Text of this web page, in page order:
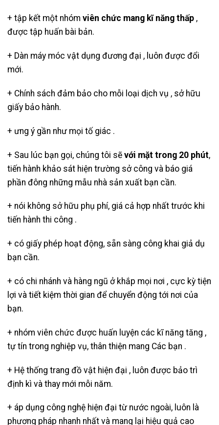
+ tập kết một nhóm viên chức mang kĩ năng thấp ,
được tập huấn bài bản.
+ Dàn máy móc vật dụng đương đại , luôn được đổi
mới.
+ Chính sách đảm bảo cho mỗi loại dịch vụ , sở hữu
giấy bảo hành.
+ ưng ý gần như mọi tố giác .
+ Sau lúc bạn gọi, chúng tôi sẽ với mặt trong 20 phút,
tiến hành khảo sát hiện trường sở công và báo giá
phần đông những mẫu nhà sản xuất bạn cần.
+ nói không sở hữu phụ phí, giá cả hợp nhất trước khi
tiến hành thi công .
+ có giấy phép hoạt động, sẵn sàng công khai giả dụ
bạn cần.
+ có chi nhánh và hàng ngũ ở khắp mọi nơi , cực kỳ tiện
lợi và tiết kiệm thời gian để chuyển động tới nơi của
bạn.
+ nhóm viên chức được huấn luyện các kĩ năng tăng ,
tự tín trong nghiệp vụ, thân thiện mang Các bạn .
+ Hệ thống trang đồ vật hiện đại , luôn được bảo trì
định kì và thay mới mỗi năm.
+ áp dụng công nghệ hiện đại từ nước ngoài, luôn là
phương pháp nhanh nhất và mang lại hiệu quả cao